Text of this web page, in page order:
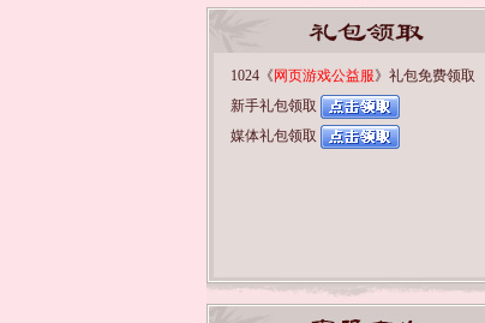
1024《 网页游戏公益服》礼包免费领取
新手礼包领取
媒体礼包领取